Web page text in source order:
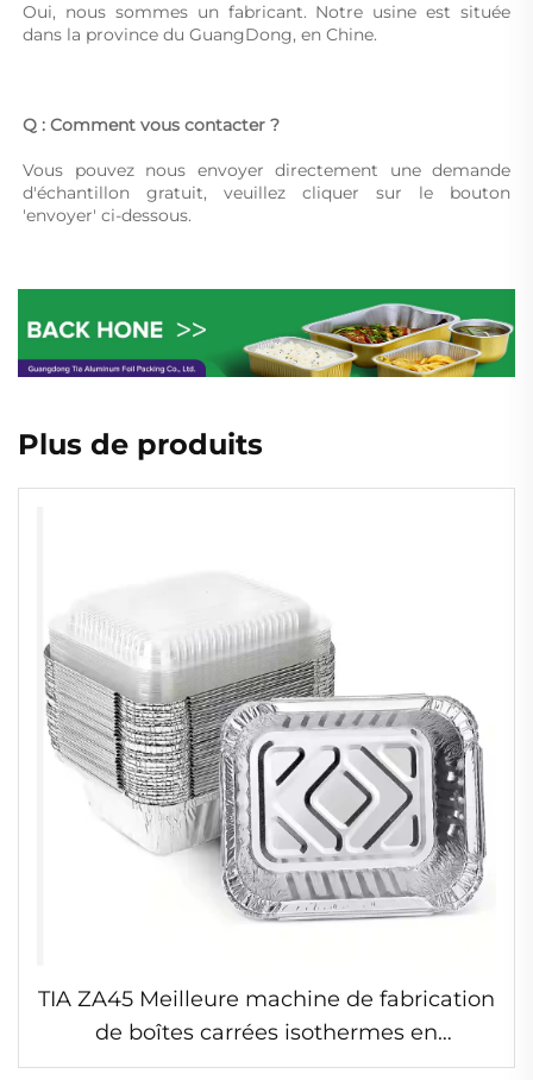
Oui, nous sommes un fabricant. Notre usine est située
dans la province du GuangDong, en Chine.
Q : Comment vous contacter ?
Vous pouvez nous envoyer directement une demande
d'échantillon gratuit, veuillez cliquer sur le bouton
'envoyer' ci-dessous.
Plus de produits
TIA ZA45 Meilleure machine de fabrication
de boîtes carrées isothermes en
aluminium de 25 cm (10 pouces) pour la